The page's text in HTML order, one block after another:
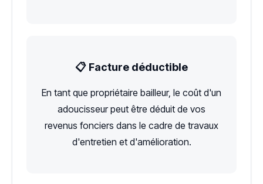
📋 Facture déductible
En tant que propriétaire bailleur, le coût d'un
adoucisseur peut être déduit de vos
revenus fonciers dans le cadre de travaux
d'entretien et d'amélioration.